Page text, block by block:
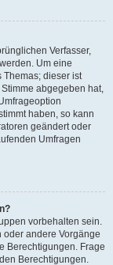
Verfasser,
Um eine
Themas; dieser ist
abgegeben hat,
haben, so kann
geändert oder
Umfragen
vorbehalten sein.
oder andere Vorgänge
Berechtigungen. Frage
Berechtigungen.